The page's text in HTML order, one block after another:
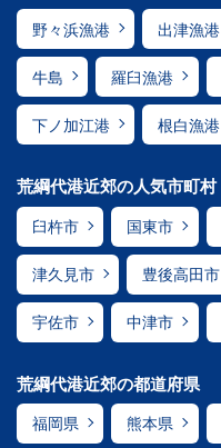
野々浜漁港 出津漁港
牛島 羅臼漁港
下ノ加江港 根白漁港
荒綱代港近郊の人気市町村
臼杵市 国東市
津久見市 豊後高田市
宇佐市 中津市
荒綱代港近郊の都道府県
福岡県 熊本県